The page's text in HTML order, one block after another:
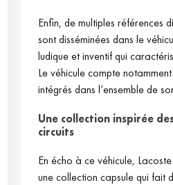
Enfin, de multiples références
sont disséminées dans le
ludique et inventif qui
Le véhicule compte
intégrés dans l’ensemble de
Une collection inspirée
circuits
En écho à ce véhicule,
une collection capsule qui fait